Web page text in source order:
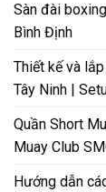
Sàn đài
Bình Định
Thiết kế và
Tây Ninh |
Quần Short
Muay Club
Hướng dẫn